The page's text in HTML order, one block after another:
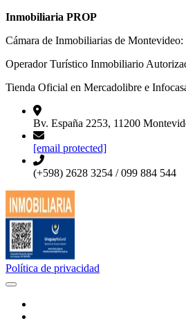
Inmobiliaria PROP
Cámara de Inmobiliarias de
Operador Turístico Inmobiliario
Tienda Oficial en Mercadolibre e
Bv. España 2253, 11200
[email protected]
(+598) 2628 3254 / 099 884 544
Política de privacidad